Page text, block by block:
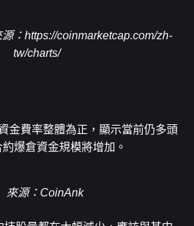
： https://coinmarketcap.com/zh-
tw/charts/
金費率整體為正，顯示當前仍多頭
爆倉資金規模將增加。
來源：CoinAnk